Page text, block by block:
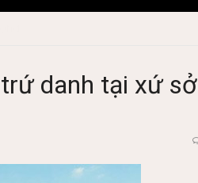
danh tại xứ sở